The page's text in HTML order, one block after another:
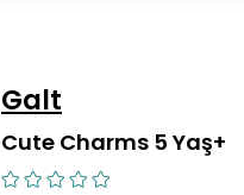
Galt
Cute Charms 5 Yaş+